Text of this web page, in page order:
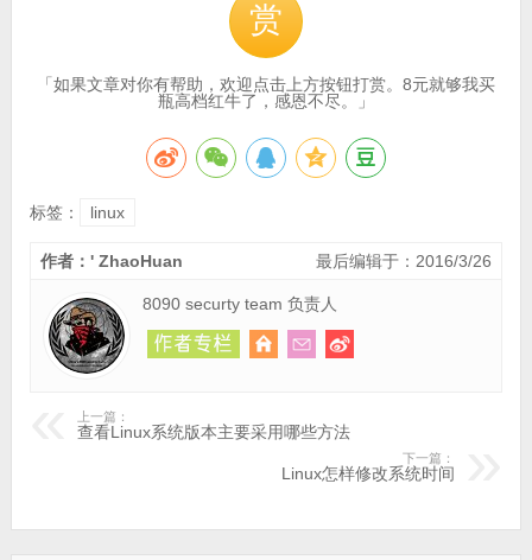
赏
「如果文章对你有帮助，欢迎点击上方按钮打赏。8元就够我买
瓶高档红牛了，感恩不尽。」
标签： linux
最后编辑于：2016/3/26
作者：' ZhaoHuan
8090 securty team 负责人
上一篇：
查看Linux系统版本主要采用哪些方法
下一篇：
Linux怎样修改系统时间